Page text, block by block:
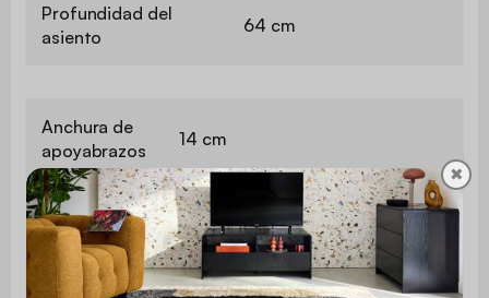
Profundidad del
asiento
64 cm
Anchura de
apoyabrazos
14 cm
Comodidad
del asiento
Flexible
Convertible Sí
✖